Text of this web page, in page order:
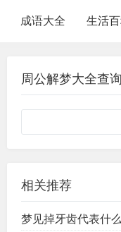
成语大全 生活
周公解梦大全查询
相关推荐
梦见掉牙齿代表什